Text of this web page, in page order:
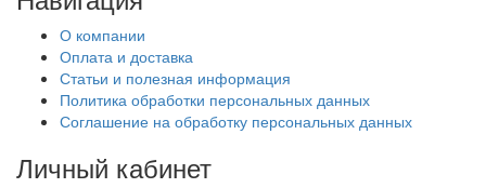
О компании
Оплата и доставка
Статьи и полезная информация
Политика обработки персональных данных
Соглашение на обработку персональных данных
Личный кабинет